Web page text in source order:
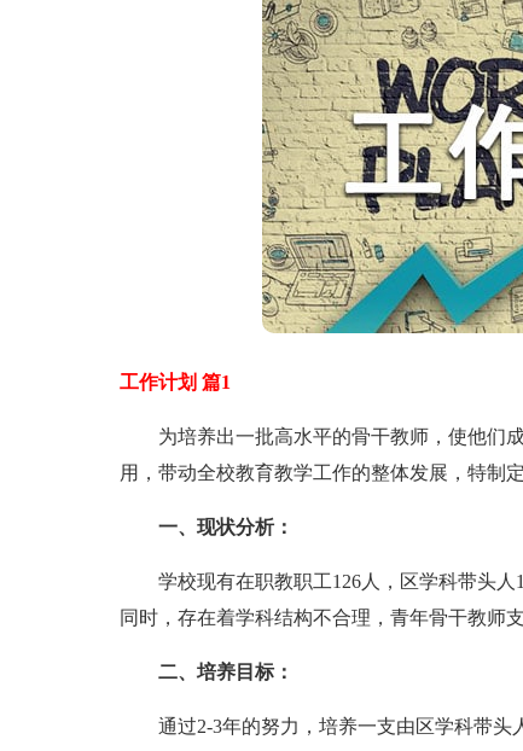
工作计划 篇1
为培养出一批高水平的骨干教师，使他们成
用，带动全校教育教学工作的整体发展，特制
一、现状分析：
学校现有在职教职工126人，区学科带头人1
同时，存在着学科结构不合理，青年骨干教师
二、培养目标：
通过2-3年的努力，培养一支由区学科带头